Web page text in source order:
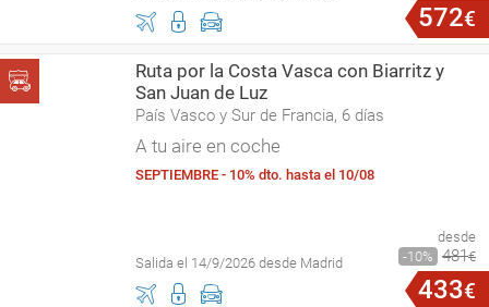
572€
Ruta por la Costa Vasca con Biarritz y
San Juan de Luz
País Vasco y Sur de Francia, 6 días
A tu aire en coche
SEPTIEMBRE - 10% dto. hasta el 10/08
Salida el 14/9/2026 desde Madrid
desde
10
481€
433€